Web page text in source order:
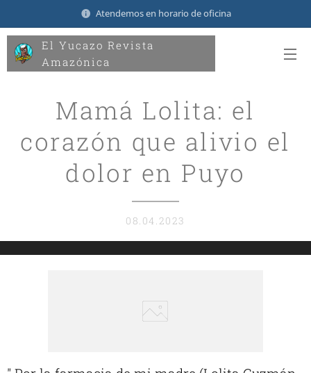
Atendemos en horario de oficina
El Yucazo Revista
Amazónica
Mamá Lolita: el
corazón que alivio el
dolor en Puyo
08.04.2023